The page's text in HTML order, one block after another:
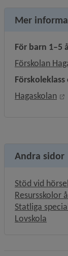
Mer
För barn 1–5
Förskolan
Hagaskolan
Andra sidor
Stöd vid
Resursskolor
Statliga
Lovskola